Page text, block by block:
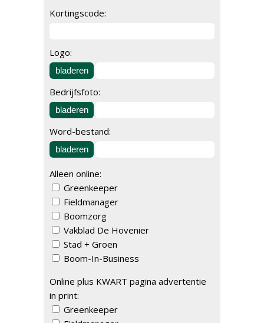
Kortingscode:
Logo:
bladeren
Bedrijfsfoto:
bladeren
Word-bestand:
bladeren
Alleen online:
Greenkeeper
Fieldmanager
Boomzorg
Vakblad De Hovenier
Stad + Groen
Boom-In-Business
Online plus KWART pagina advertentie
in print:
Greenkeeper